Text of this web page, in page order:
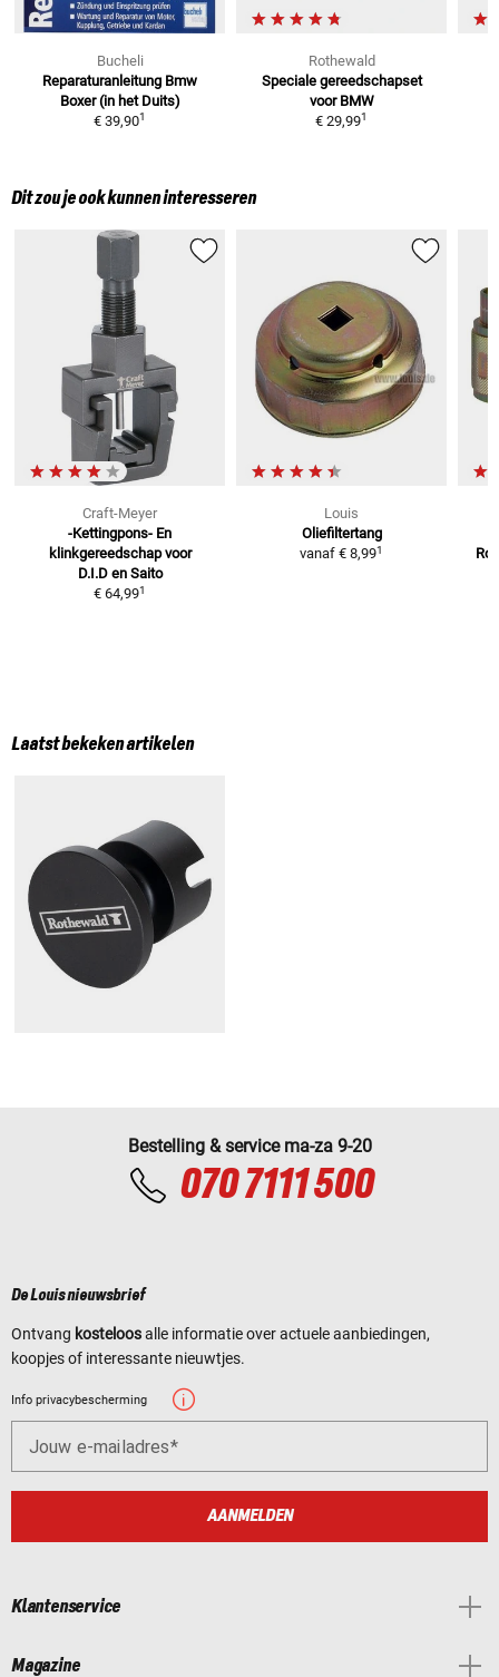
Bucheli
Reparaturanleitung Bmw
Boxer (in het Duits)
€ 39,901
Rothewald
Speciale gereedschapset
voor BMW
€ 29,991
Dit zou je ook kunnen interesseren
Craft-Meyer
-Kettingpons- En
klinkgereedschap voor
D.I.D en Saito
€ 64,991
Louis
Oliefiltertang
vanaf € 8,991
Laatst bekeken artikelen
Bestelling & service ma-za 9-20
070 7111 500
De Louis nieuwsbrief
Ontvang kosteloosalle informatie over actuele aanbiedingen,
koopjes of interessante nieuwtjes.
Info privacybescherming
Jouw e-mailadres
AANMELDEN
Klantenservice
Magazine